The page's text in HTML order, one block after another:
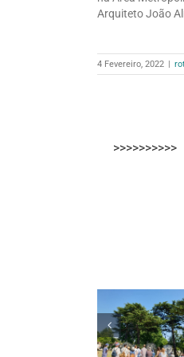
Arquiteto João
4 Fevereiro, 2022 |
>>>>>>>>>>
São